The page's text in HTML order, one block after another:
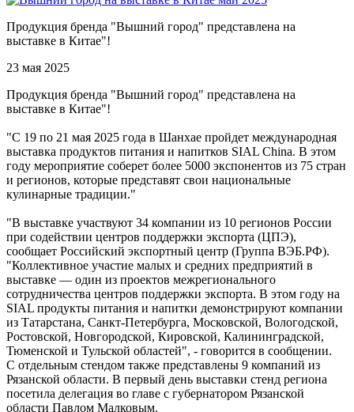
Продукция бренда "Вышний город" представлена на
выставке в Китае"!
23 мая 2025
Продукция бренда "Вышний город" представлена на
выставке в Китае"!
"С 19 по 21 мая 2025 года в Шанхае пройдет международная
выставка продуктов питания и напитков SIAL China. В этом
году мероприятие соберет более 5000 экспонентов из 75 стран
и регионов, которые представят свои национальные
кулинарные традиции."
"В выставке участвуют 34 компании из 10 регионов России
при содействии центров поддержки экспорта (ЦПЭ),
сообщает Российский экспортный центр (Группа ВЭБ.РФ).
"Коллективное участие малых и средних предприятий в
выставке — один из проектов межрегионального
сотрудничества центров поддержки экспорта. В этом году на
SIAL продукты питания и напитки демонстрируют компании
из Татарстана, Санкт-Петербурга, Московской, Вологодской,
Ростовской, Новгородской, Кировской, Калининградской,
Тюменской и Тульской областей", - говорится в сообщении.
С отдельным стендом также представлены 9 компаний из
Рязанской области. В первый день выставки стенд региона
посетила делегация во главе с губернатором Рязанской
области Павлом Малковым.